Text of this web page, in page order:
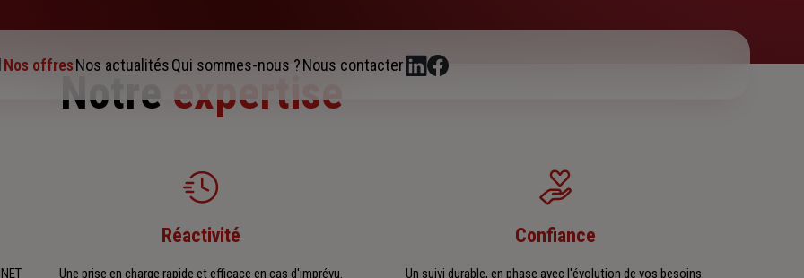
Nos offresNos actualitésQui sommes-nous ?Nous contacter
Notre expertise
Réactivité
Une prise en charge rapide et efficace en cas d'imprévu.
Confiance
Un suivi durable, en phase avec l'évolution de vos besoins.